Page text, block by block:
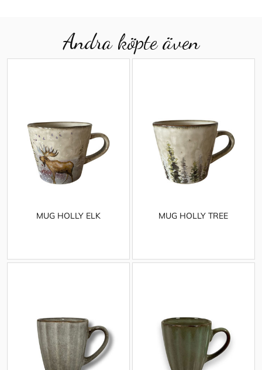
Andra köpte även
MUG HOLLY ELK MUG HOLLY TREE